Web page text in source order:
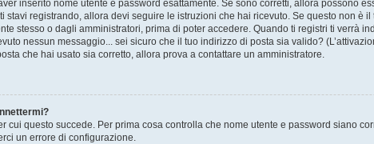
inserito nome utente e password esattamente. Se sono corretti, allora possono
stavi registrando, allora devi seguire le istruzioni che hai ricevuto. Se questo non è
stesso o dagli amministratori, prima di poter accedere. Quando ti registri ti verrà
nessun messaggio... sei sicuro che il tuo indirizzo di posta sia valido?
che hai usato sia corretto, allora prova a contattare un amministratore.
cui questo succede. Per prima cosa controlla che nome utente e password siano
un errore di configurazione.